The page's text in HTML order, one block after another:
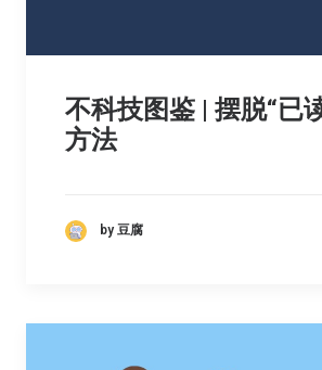
不科技图鉴 | 摆脱“已
方法
by 豆腐